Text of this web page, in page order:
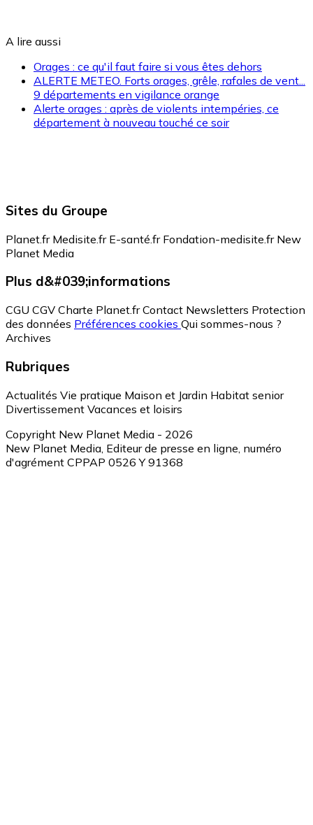
A lire aussi
Orages : ce qu'il faut faire si vous êtes dehors
ALERTE METEO. Forts orages, grêle, rafales de vent...
9 départements en vigilance orange
Alerte orages : après de violents intempéries, ce
département à nouveau touché ce soir
Sites du Groupe
Planet.fr Medisite.fr E-santé.fr Fondation-medisite.fr New
Planet Media
Plus d&#039;informations
CGU CGV Charte Planet.fr Contact Newsletters Protection
des données Préférences cookies Qui sommes-nous ?
Archives
Rubriques
Actualités Vie pratique Maison et Jardin Habitat senior
Divertissement Vacances et loisirs
Copyright New Planet Media - 2026
New Planet Media, Editeur de presse en ligne, numéro
d'agrément CPPAP 0526 Y 91368